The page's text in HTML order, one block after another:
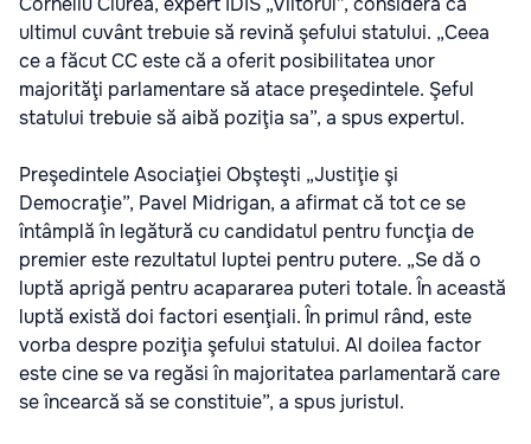
ultimul cuvânt trebuie să revină şefului statului. „Ceea
ce a făcut CC este că a oferit posibilitatea unor
majorităţi parlamentare să atace preşedintele. Şeful
statului trebuie să aibă poziţia sa”, a spus expertul.
Preşedintele Asociaţiei Obşteşti „Justiţie şi
Democraţie”, Pavel Midrigan, a afirmat că tot ce se
întâmplă în legătură cu candidatul pentru funcţia de
premier este rezultatul luptei pentru putere. „Se dă o
luptă aprigă pentru acapararea puteri totale. În această
luptă există doi factori esenţiali. În primul rând, este
vorba despre poziţia şefului statului. Al doilea factor
este cine se va regăsi în majoritatea parlamentară care
se încearcă să se constituie”, a spus juristul.